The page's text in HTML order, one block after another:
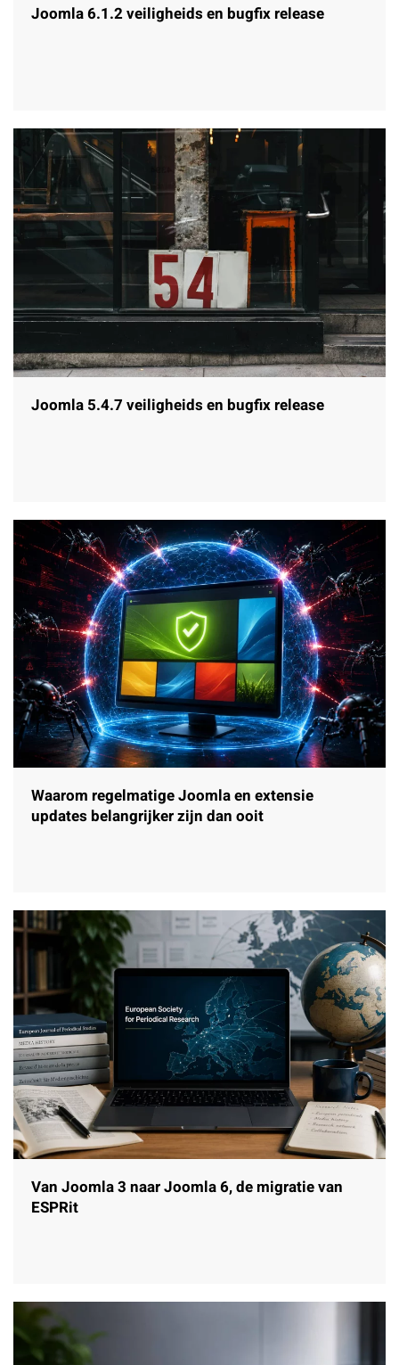
Joomla 6.1.2 veiligheids en bugfix release
Joomla 5.4.7 veiligheids en bugfix release
Waarom regelmatige Joomla en extensie
updates belangrijker zijn dan ooit
Van Joomla 3 naar Joomla 6, de migratie van
ESPRit